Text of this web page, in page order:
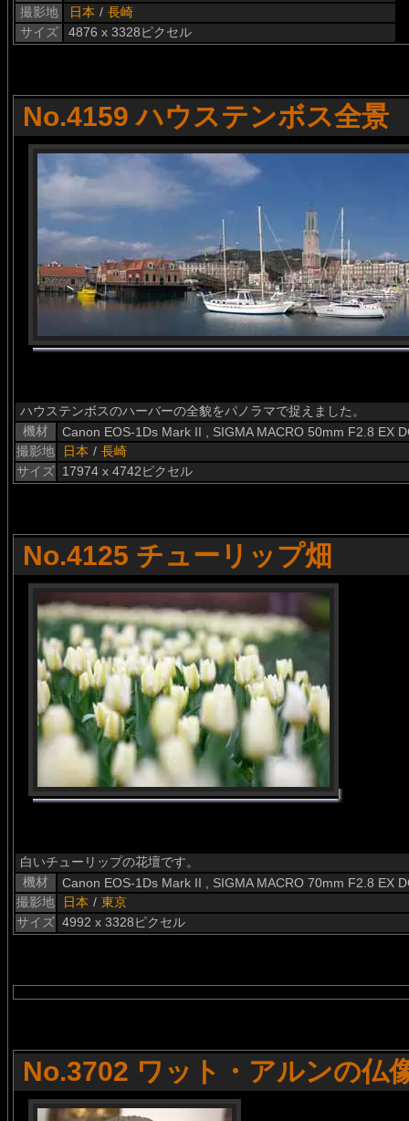
撮影地
日本 / 長崎
サイズ
4876 x 3328ピクセル
No.4159 ハウステンボス全景
ハウステンボスのハーバーの全貌をパノラマで捉えました。
機材
Canon EOS-1Ds Mark II , SIGMA MACRO 50mm F2.8 EX
撮影地
日本 / 長崎
サイズ 17974 x 4742ピクセル
No.4125 チューリップ畑
白いチューリップの花壇です。
機材
Canon EOS-1Ds Mark II , SIGMA MACRO 70mm F2.8 EX
撮影地
日本 / 東京
サイズ 4992 x 3328ピクセル
No.3702 ワット・アルンの仏